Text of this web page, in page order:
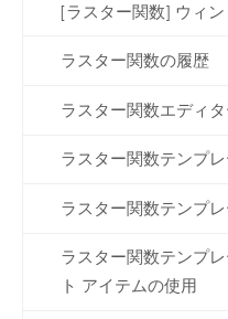
[ラスター関数] ウィン
ラスター関数の履歴
ラスター関数エディ
ラスター関数テンプレ
ラスター関数テンプ
ラスター関数テンプ
ト アイテムの使用